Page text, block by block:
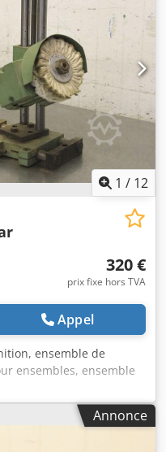
1 / 12
320 €
prix fixe hors TVA
Appel
ensemble de
ensembles, ensemble
extrémité, machine
la râpe pour machine
finition : provenant
BRANDT KM 36 -
Annonce